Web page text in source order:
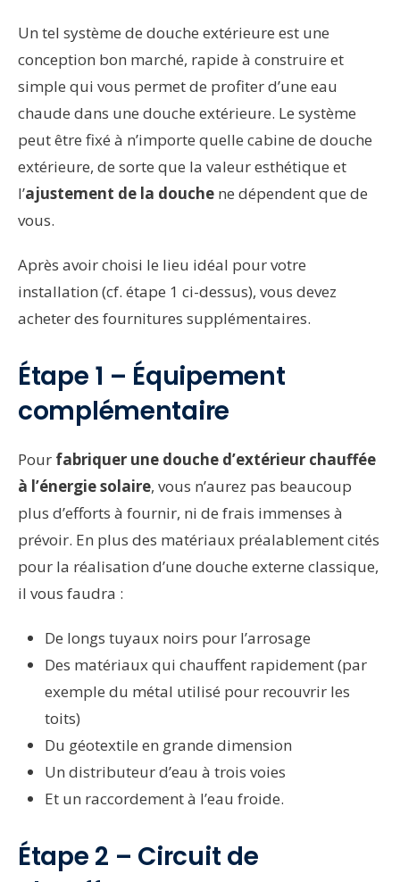
Un tel système de douche extérieure est une
conception bon marché, rapide à construire et
simple qui vous permet de profiter d’une eau
chaude dans une douche extérieure. Le système
peut être fixé à n’importe quelle cabine de douche
extérieure, de sorte que la valeur esthétique et
l’ajustement de la douche ne dépendent que de
vous.
Après avoir choisi le lieu idéal pour votre
installation (cf. étape 1 ci-dessus), vous devez
acheter des fournitures supplémentaires.
Étape 1 – Équipement
complémentaire
Pour fabriquer une douche d’extérieur chauffée
à l’énergie solaire, vous n’aurez pas beaucoup
plus d’efforts à fournir, ni de frais immenses à
prévoir. En plus des matériaux préalablement cités
pour la réalisation d’une douche externe classique,
il vous faudra :
De longs tuyaux noirs pour l’arrosage
Des matériaux qui chauffent rapidement (par
exemple du métal utilisé pour recouvrir les
toits)
Du géotextile en grande dimension
Un distributeur d’eau à trois voies
Et un raccordement à l’eau froide.
Étape 2 – Circuit de